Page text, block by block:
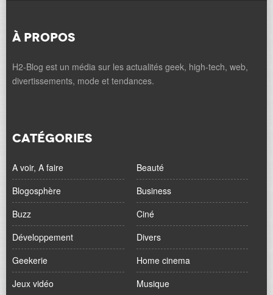
À PROPOS
H2-Blog est un média sur les actualités geek, high-tech, web,
divertissements, mode et tendances.
CATÉGORIES
A voir, A faire
Beauté
Blogosphère
Business
Buzz
Ciné
Développement
Divers
Geekerie
Home cinema
Jeux vidéo
Musique